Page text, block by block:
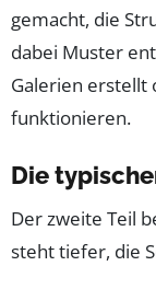
gemacht, die
dabei Muster
Galerien erstellt
funktionieren.
Die
Der zweite Teil
steht tiefer, die